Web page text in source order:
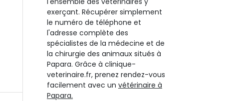
exerçant. Récupérer simplement
le numéro de téléphone et
l'adresse complète des
spécialistes de la médecine et de
la chirurgie des animaux situés à
Papara. Grâce à clinique-
veterinaire.fr, prenez rendez-vous
facilement avec un vétérinaire à
Papara.